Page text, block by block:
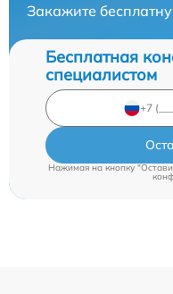
Закажите
Бесплатная
специалистом
Нажимая на кнопку